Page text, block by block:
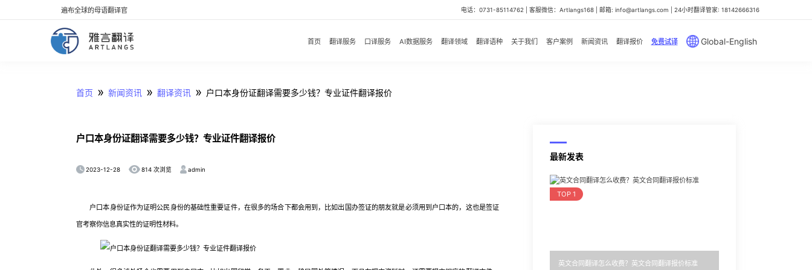
遍布全球的母语翻译官 电话：0731-85114762 | 客服微信：Artlangs168 | 邮箱: info@artlangs.com | 24小时翻译管家: 18142666316
首页 翻译服务 口译服务 AI数据服务 翻译领域 翻译语种 关于我们 客户案例 新闻资讯 翻译报价 免费试译 Global-English
首页 » 新闻资讯 » 翻译资讯 » 户口本身份证翻译需要多少钱？专业证件翻译报价
户口本身份证翻译需要多少钱？专业证件翻译报价
2023-12-28 814 次浏览 admin
户口本身份证作为证明公民身份的基础性重要证件，在很多的场合下都会用到，比如出国办签证的朋友就是必须用到户口本的，这也是签证
官考察你信息真实性的证明性材料。
最新发表
TOP 1
英文合同翻译怎么收费？英文合同翻译报价标准